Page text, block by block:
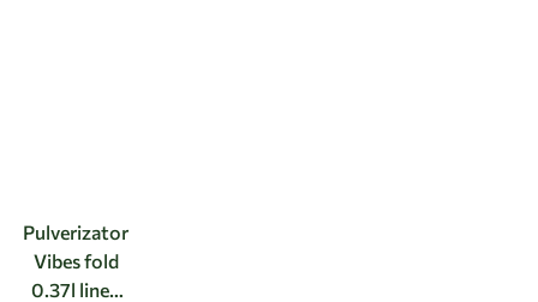
Pulverizator
Vibes fold
0.37l linen